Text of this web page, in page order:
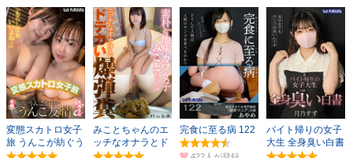
変態スカトロ女子
旅 うんこが紡ぐう
んこ友情
みことちゃんのエ
ッチなオナラとド
デカい爆弾糞
完食に至る病 122
バイト帰りの女子
大生 全身臭い白書
月乃すず